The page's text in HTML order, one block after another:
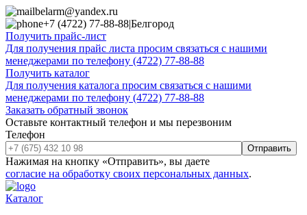
belarm@yandex.ru
+7 (4722) 77-88-88|Белгород
Получить прайс-лист
Для получения прайс листа просим связаться с нашими
менеджерами по телефону (4722) 77-88-88
Получить каталог
Для получения каталога просим связаться с нашими
менеджерами по телефону (4722) 77-88-88
Заказать обратный звонок
Оставьте контактный телефон и мы перезвоним
Телефон
Отправить
Нажимая на кнопку «Отправить», вы даете
согласие на обработку своих персональных данных.
Каталог